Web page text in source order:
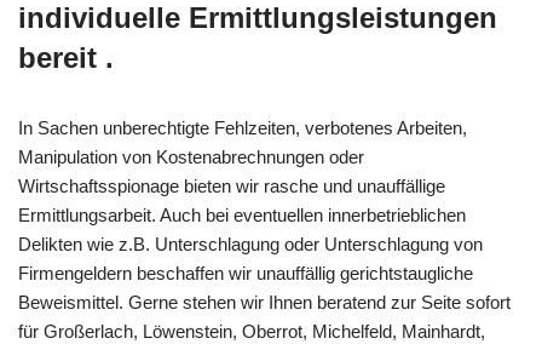
individuelle Ermittlungsleistungen
bereit .
In Sachen unberechtigte Fehlzeiten, verbotenes Arbeiten,
Manipulation von Kostenabrechnungen oder
Wirtschaftsspionage bieten wir rasche und unauffällige
Ermittlungsarbeit. Auch bei eventuellen innerbetrieblichen
Delikten wie z.B. Unterschlagung oder Unterschlagung von
Firmengeldern beschaffen wir unauffällig gerichtstaugliche
Beweismittel. Gerne stehen wir Ihnen beratend zur Seite sofort
für Großerlach, Löwenstein, Oberrot, Michelfeld, Mainhardt,